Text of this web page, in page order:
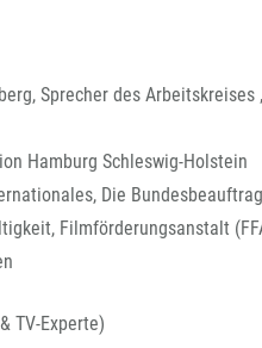
Sprecher des Arbeitskreises
Hamburg Schleswig-Holstein
Die
Filmförderungsanstalt
TV-Experte)